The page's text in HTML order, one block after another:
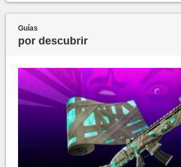
Guías
por descubrir